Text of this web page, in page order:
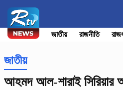
জাতীয় রাজনীতি
জাতীয়
আহমদ আল-শারাই সিরিয়ার